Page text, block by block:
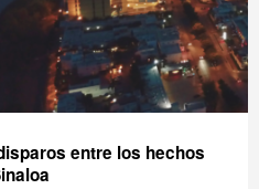
entre los hechos